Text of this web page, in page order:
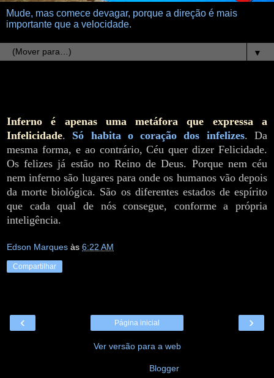
Mude, mas comece devagar, porque a direção é mais
importante que a velocidade.
▼
Inferno é apenas uma metáfora que expressa a
Infelicidade. Só habita o coração dos infelizes. Da
mesma forma, e ao contrário, Céu quer dizer Felicidade.
Os felizes já estão no Reino de Deus. Porque nem céu
nem inferno são lugares para onde os humanos vão depois
da morte biológica. São os diferentes estados de espírito
que cada qual de nós consegue, conforme a própria
inteligência.
Edson Marques às 6:22 AM
Compartilhar
‹ ›
Página inicial
Ver versão para a web
Blogger.